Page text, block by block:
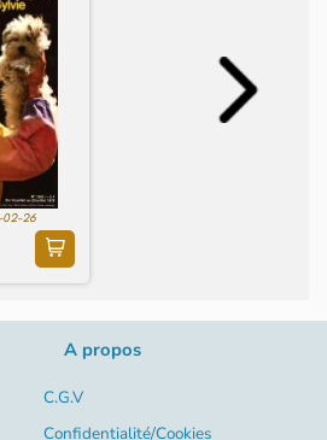
02-26
A propos
C.G.V
Confidentialité/Cookies